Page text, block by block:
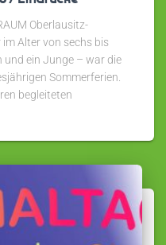
Oberlausitz-
Alter von sechs bis
ein Junge – war die
Sommerferien.
begleiteten